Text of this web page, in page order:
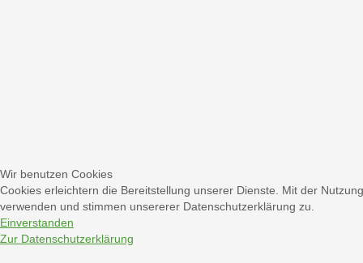
Wir benutzen Cookies
Cookies erleichtern die Bereitstellung unserer Dienste. Mit der
verwenden und stimmen unsererer Datenschutzerklärung zu.
Einverstanden
Zur Datenschutzerklärung